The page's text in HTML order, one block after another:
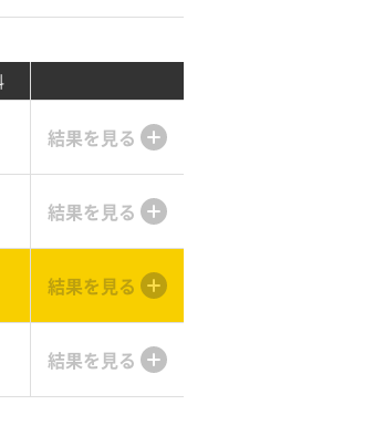
結果を見る
結果を見る
結果を見る
結果を見る